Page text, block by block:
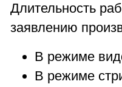
Длительность
заявлению
В режиме
В режиме